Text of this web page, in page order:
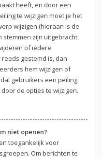
heeft, en door een
te wijzigen moet je het
wijzigen (hieraan is de
stemmen zijn uitgebracht,
of iedere
gestemd is, dan
hem wijzigen of
gebruikers een peiling
de opties te wijzigen.
niet openen?
toegankelijk voor
Om berichten te